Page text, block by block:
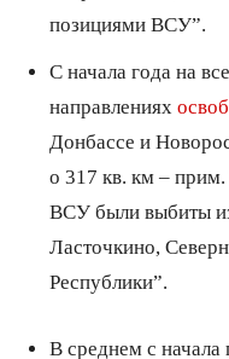
позициями ВСУ”.
С начала года на
направлениях
Донбассе и
о 317 кв. км –
ВСУ были выбиты
Ласточкино,
Республики”.
В среднем с начала